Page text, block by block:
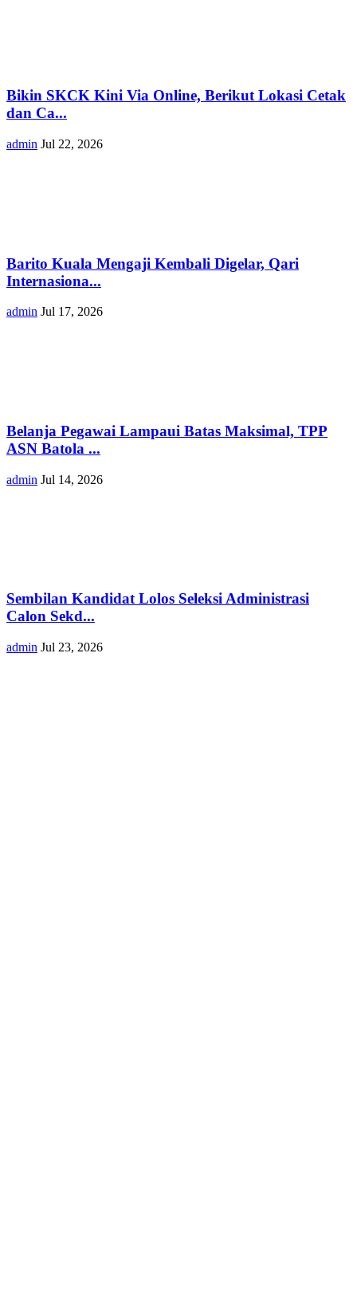
Bikin SKCK Kini Via Online, Berikut Lokasi Cetak
dan Ca...
admin Jul 22, 2026
Barito Kuala Mengaji Kembali Digelar, Qari
Internasiona...
admin Jul 17, 2026
Belanja Pegawai Lampaui Batas Maksimal, TPP
ASN Batola ...
admin Jul 14, 2026
Sembilan Kandidat Lolos Seleksi Administrasi
Calon Sekd...
admin Jul 23, 2026